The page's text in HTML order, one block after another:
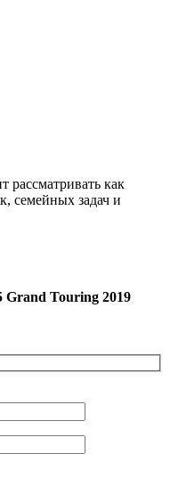
рассматривать как
семейных задач и
Grand Touring 2019